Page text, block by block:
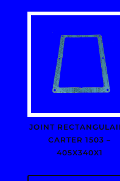
JOINT
CARTER 1503 –
405X340X1